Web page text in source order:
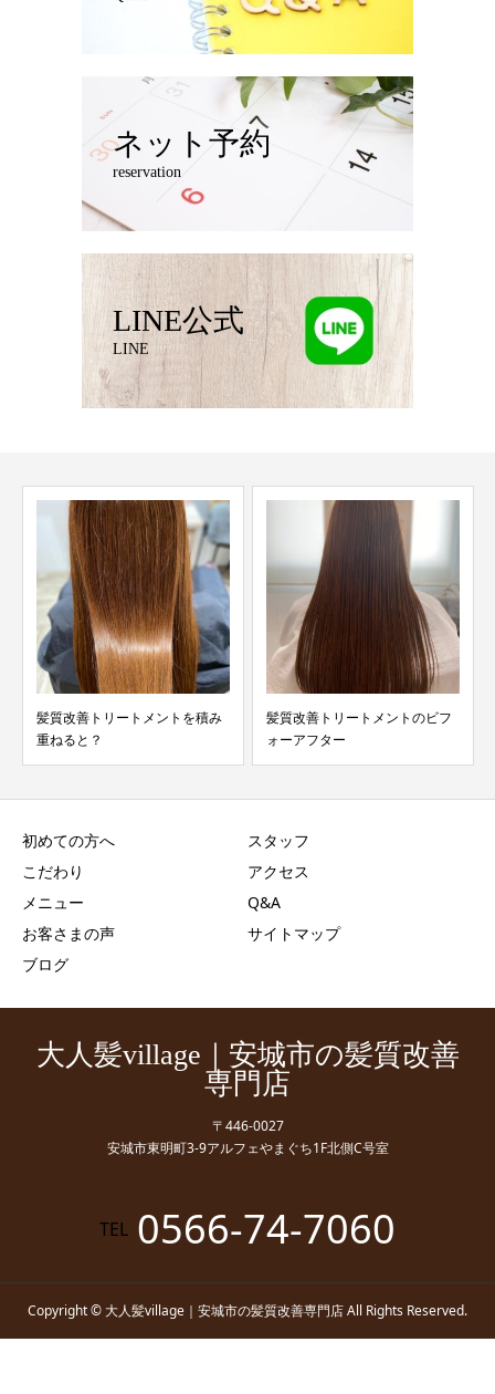
ネット予約
reservation
LINE公式
LINE
髪質改善トリートメントのビフ
ォーアフター
新メニュー酸性ストレート！に
ついて
初めての方へ
こだわり
メニュー
お客さまの声
ブログ
スタッフ
アクセス
Q&A
サイトマップ
大人髪village｜安城市の髪質改善
専門店
〒446-0027
安城市東明町3-9アルフェやまぐち1F北側C号室
TEL 0566-74-7060
Copyright © 大人髪village｜安城市の髪質改善専門店 All Rights Reserved.